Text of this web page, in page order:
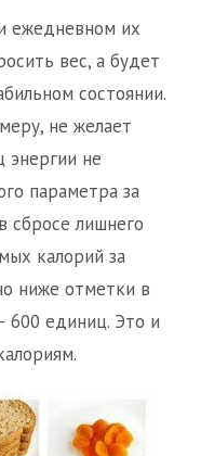
ежедневном их
вес, а будет
состоянии.
не желает
энергии не
параметра за
сбросе лишнего
калорий за
ниже отметки в
600 единиц. Это и